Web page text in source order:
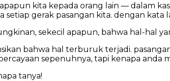
kita kepada orang lain — dalam
setiap gerak pasangan kita. dengan kata
sekecil apapun, bahwa hal-hal
bahwa hal terburuk terjadi.
sepenuhnya, tapi kenapa anda
tanya!